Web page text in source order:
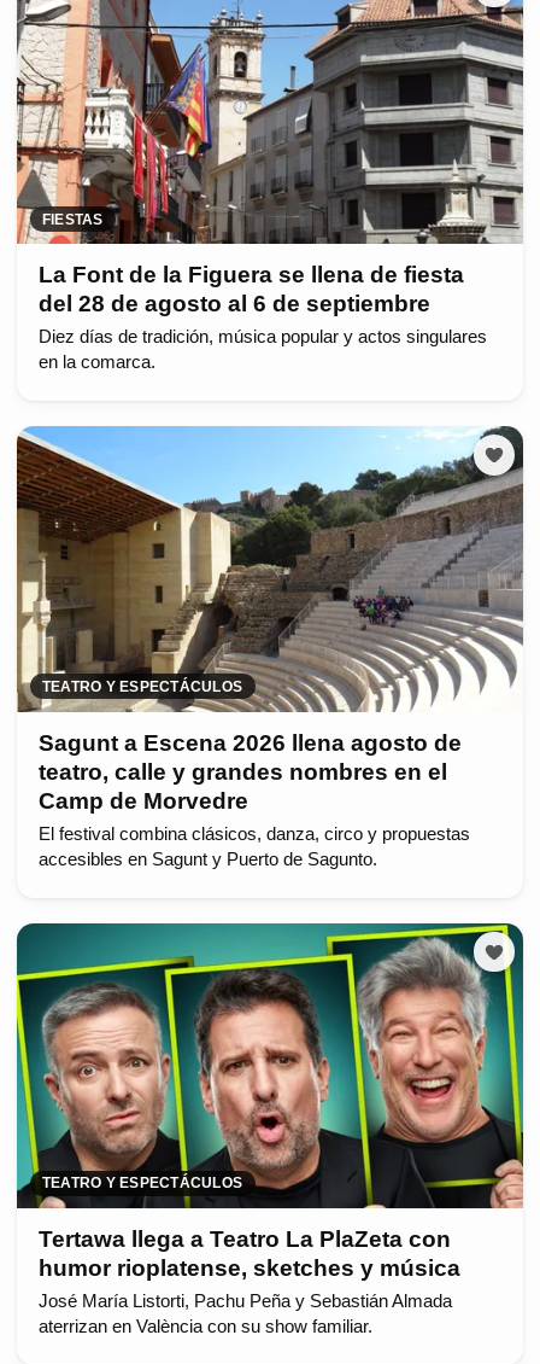
FIESTAS
La Font de la Figuera se llena de fiesta
del 28 de agosto al 6 de septiembre
Diez días de tradición, música popular y actos singulares
en la comarca.
TEATRO Y ESPECTÁCULOS
Sagunt a Escena 2026 llena agosto de
teatro, calle y grandes nombres en el
Camp de Morvedre
El festival combina clásicos, danza, circo y propuestas
accesibles en Sagunt y Puerto de Sagunto.
TEATRO Y ESPECTÁCULOS
Tertawa llega a Teatro La PlaZeta con
humor rioplatense, sketches y música
José María Listorti, Pachu Peña y Sebastián Almada
aterrizan en València con su show familiar.